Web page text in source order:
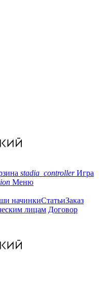
stadia_controller Игра
Меню
начинкиСтатьиЗаказ
лицам Договор